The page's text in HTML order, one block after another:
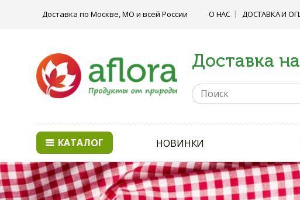
Доставка по Москве, МО и всей России О НАС ДОСТАВКА И
Доставка
КАТАЛОГ НОВИНКИ